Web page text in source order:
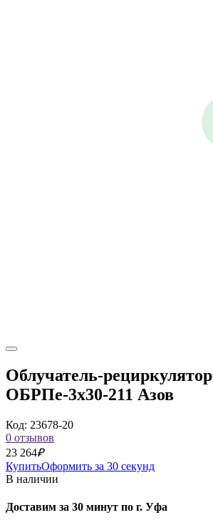
Облучатель-рециркулятор
ОБРПе-3x30-211 Азов
Код: 23678-20
0 отзывов
23 264₽
КупитьОформить за 30 секунд
В наличии
Доставим за 30 минут по г. Уфа